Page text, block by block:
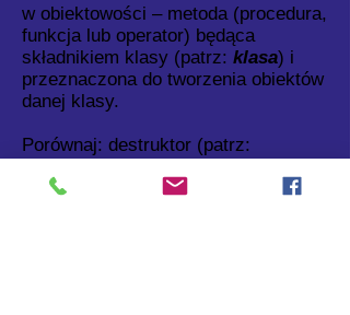
w obiektowości – metoda (procedura,
funkcja lub operator) będąca
składnikiem klasy (patrz: klasa) i
przeznaczona do tworzenia obiektów
danej klasy.
Porównaj: destruktor (patrz:
Zobacz także: cykl życia obiektu